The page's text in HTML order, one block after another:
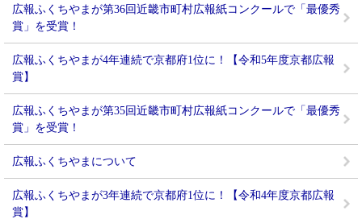
広報ふくちやまが第36回近畿市町村広報紙コンクールで「最優秀
賞」を受賞！
広報ふくちやまが4年連続で京都府1位に！【令和5年度京都広報
賞】
広報ふくちやまが第35回近畿市町村広報紙コンクールで「最優秀
賞」を受賞！
広報ふくちやまについて
広報ふくちやまが3年連続で京都府1位に！【令和4年度京都広報
賞】